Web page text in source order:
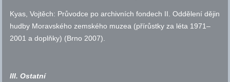
Kyas, Vojtěch: Průvodce po archivních fondech II. Oddělení dějin
hudby Moravského zemského muzea (přírůstky za léta 1971–
2001 a doplňky) (Brno 2007).
III. Ostatní